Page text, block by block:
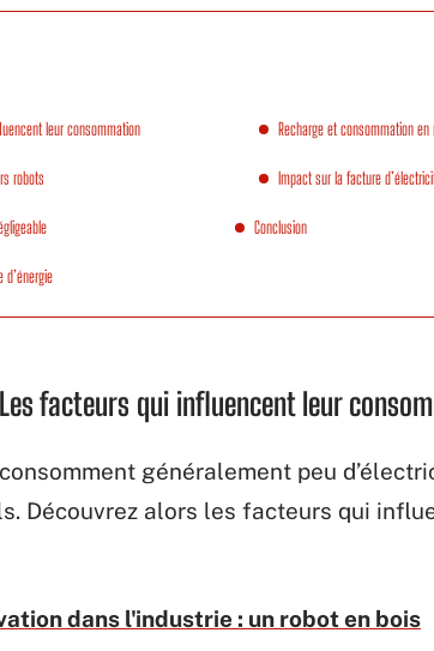
leur consommation
robots
d’énergie
Recharge et consommation en
Impact sur la facture
Conclusion
facteurs qui influencent leur
généralement peu
Découvrez alors les facteurs qui
dans l'industrie : un robot en bois